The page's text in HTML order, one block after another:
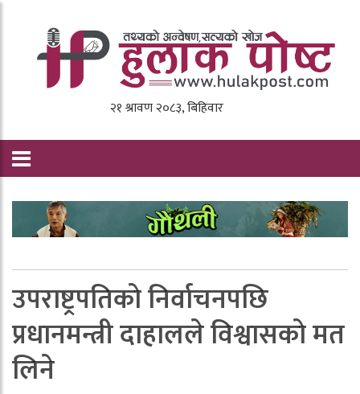
उपराष्ट्रपतिकाे निर्वाचनपछि
प्रधानमन्त्री दाहालले विश्वासकाे मत
लिने